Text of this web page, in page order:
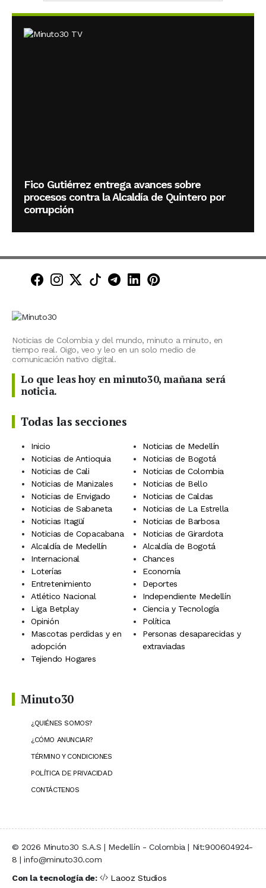
Fico Gutiérrez entrega avances sobre
procesos contra la Alcaldía de Quintero por
corrupción
Minuto30 en Facebook
Minuto30 en Instagram
Minuto30 en X (Twitter)
Minuto30 en TikTok
Canal de Minuto30 en
Minuto30 en LinkedIn
Minuto30 en
Noticias de Colombia y del mundo, minuto a minuto, en
tiempo real. Oigo, veo y leo en un solo medio de
comunicación nativo digital.
Lo que leas hoy en minuto30, mañana será
noticia.
Todas las secciones
Inicio
Noticias de Medellín
Noticias de Antioquia
Noticias de Bogotá
Noticias de Cali
Noticias de Colombia
Noticias de Manizales
Noticias de Bello
Noticias de Envigado
Noticias de Caldas
Noticias de Sabaneta
Noticias de La Estrella
Noticias Itagüí
Noticias de Barbosa
Noticias de Copacabana
Noticias de Girardota
Alcaldía de Medellín
Alcaldía de Bogotá
Internacional
Chances
Loterías
Economía
Entretenimiento
Deportes
Atlético Nacional
Independiente Medellín
Liga Betplay
Ciencia y Tecnología
Opinión
Política
Mascotas perdidas y en
adopción
Personas desaparecidas y
extraviadas
Tejiendo Hogares
Minuto30
¿QUIÉNES SOMOS?
¿CÓMO ANUNCIAR?
TÉRMINO Y CONDICIONES
POLÍTICA DE PRIVACIDAD
CONTÁCTENOS
© 2026 Minuto30 S.A.S | Medellín - Colombia | Nit:900604924-
8 | info@minuto30.com
Con la tecnología de:
Laooz Studios